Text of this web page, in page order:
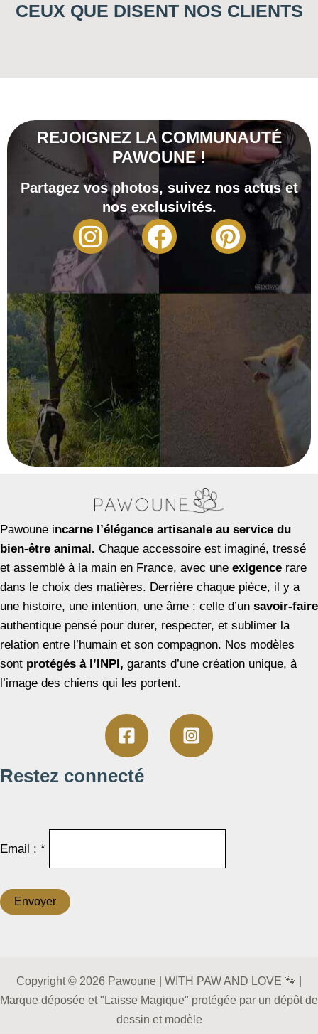
CEUX QUE DISENT NOS CLIENTS
REJOIGNEZ LA COMMUNAUTÉ
PAWOUNE !
Partagez vos photos, suivez nos actus et
nos exclusivités.
Pawoune incarne l’élégance artisanale au service du
bien-être animal. Chaque accessoire est imaginé, tressé
et assemblé à la main en France, avec une exigence rare
dans le choix des matières. Derrière chaque pièce, il y a
une histoire, une intention, une âme : celle d’un savoir-faire
authentique pensé pour durer, respecter, et sublimer la
relation entre l’humain et son compagnon. Nos modèles
sont protégés à l’INPI, garants d’une création unique, à
l’image des chiens qui les portent.
Restez connecté
Email : *
Copyright © 2026 Pawoune | WITH PAW AND LOVE 🐾 |
Marque déposée et "Laisse Magique" protégée par un dépôt de
dessin et modèle